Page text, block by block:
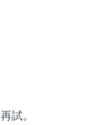
試。